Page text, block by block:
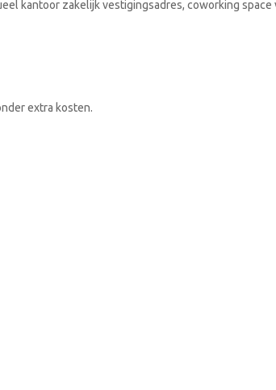
kantoor zakelijk vestigingsadres, coworking space
extra kosten.